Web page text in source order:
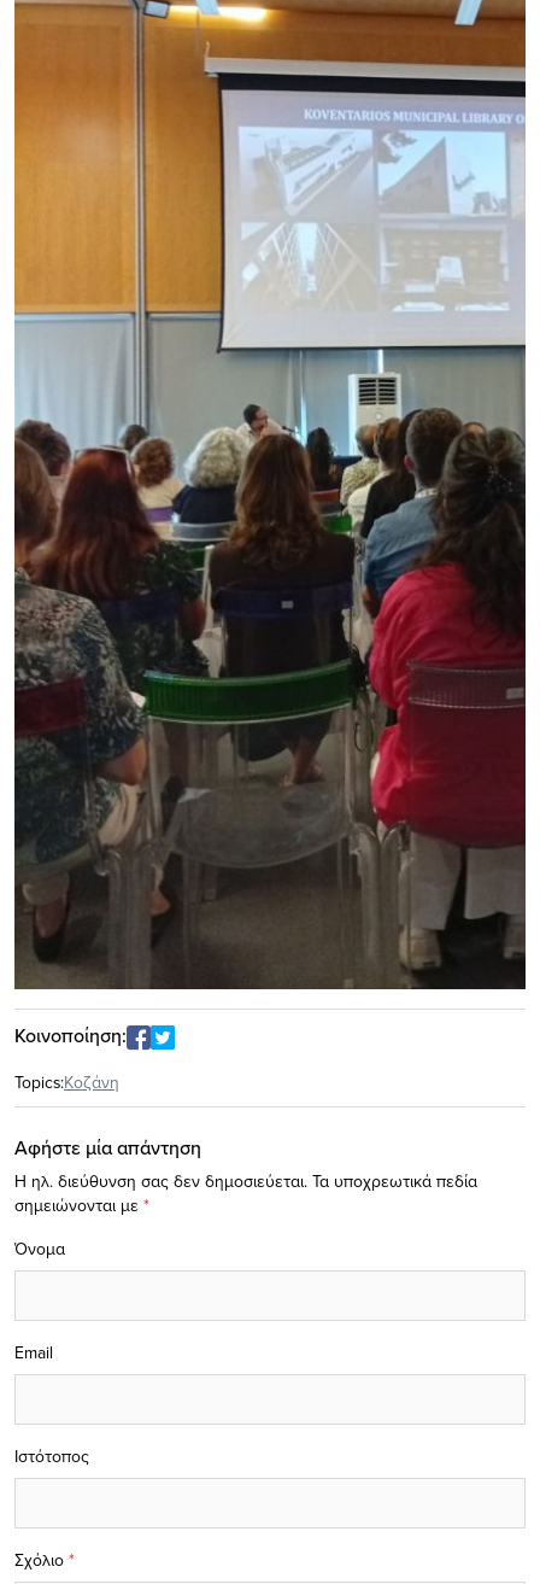
Κοινοποίηση:
Topics:Κοζάνη
Αφήστε μία απάντηση
Η ηλ. διεύθυνση σας δεν δημοσιεύεται. Τα υποχρεωτικά πεδία
σημειώνονται με *
Σχόλιο *
Όνομα
Email
Ιστότοπος